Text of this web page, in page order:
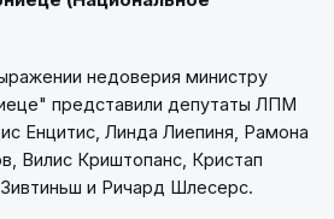
недоверия министру
представили депутаты ЛПМ
Енцитис, Линда Лиепиня, Рамона
Вилис Криштопанс, Кристап
и Ричард Шлесерс.